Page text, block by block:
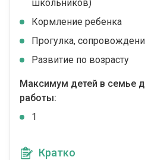
школьников)
Кормление ребенка
Прогулка,
Развитие по возрасту
Максимум детей в семье
работы:
1
Кратко